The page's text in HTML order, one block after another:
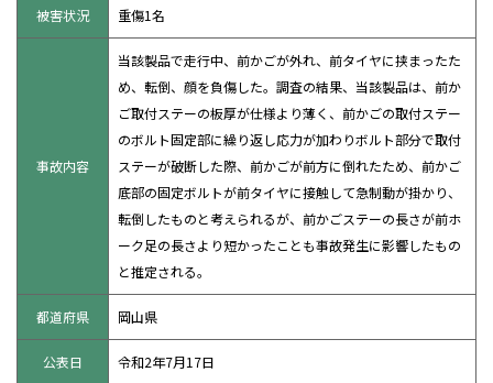
被害状況 重傷1名
事故内容
当該製品で走行中、前かごが外れ、前タイヤに挟まったた
め、転倒、顔を負傷した。調査の結果、当該製品は、前か
ご取付ステーの板厚が仕様より薄く、前かごの取付ステー
のボルト固定部に繰り返し応力が加わりボルト部分で取付
ステーが破断した際、前かごが前方に倒れたため、前かご
底部の固定ボルトが前タイヤに接触して急制動が掛かり、
転倒したものと考えられるが、前かごステーの長さが前ホ
ーク足の長さより短かったことも事故発生に影響したもの
と推定される。
都道府県 岡山県
公表日 令和2年7月17日